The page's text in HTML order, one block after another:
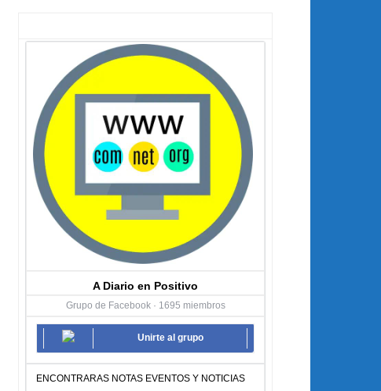
A Diario en Positivo
Grupo de Facebook · 1695 miembros
Unirte al grupo
ENCONTRARAS NOTAS EVENTOS Y NOTICIAS